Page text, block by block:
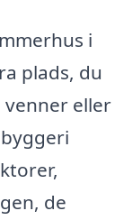
i
plads, du
eller
de